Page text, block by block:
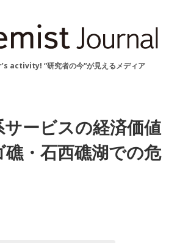
activity! “研究者の今“が見えるメディア
ービスの経済価値
・石西礁湖での危